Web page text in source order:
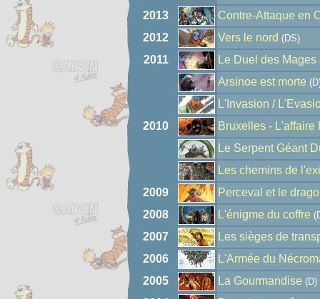
2013
Contre-Attaque en
2012
Vers le nord (DS)
2011 Le Duel des Mages
Arsinoe est morte
L'Invasion /
2010
Bruxelles - L'affaire
Le Serpent Géant
Les chemins de
2009
Perceval et le
2008
L'énigme du coffre
2007
Les sièges de
2006
L'Armée du
2005
La Gourmandise (D)